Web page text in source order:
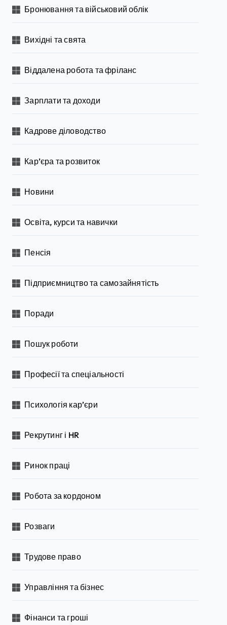
Бронювання та військовий облік
Вихідні та свята
Віддалена робота та фріланс
Зарплати та доходи
Кадрове діловодство
Кар’єра та розвиток
Новини
Освіта, курси та навички
Пенсія
Підприємництво та самозайнятість
Поради
Пошук роботи
Професії та спеціальності
Психологія кар’єри
Рекрутинг і HR
Ринок праці
Робота за кордоном
Розваги
Трудове право
Управління та бізнес
Фінанси та гроші